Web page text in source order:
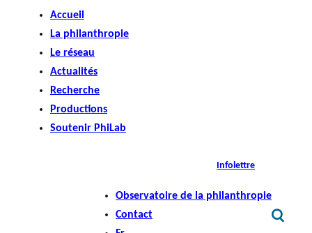
Accueil
La philanthropie
Le réseau
Actualités
Recherche
Productions
Soutenir PhiLab
Infolettre
Observatoire de la philanthropie
Contact